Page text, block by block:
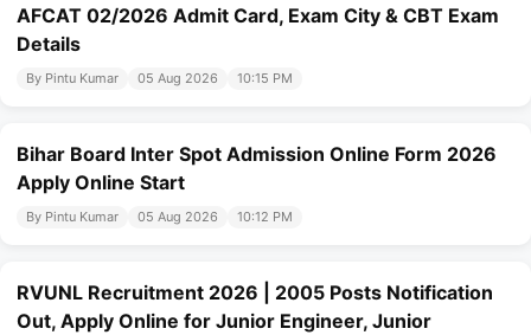
AFCAT 02/2026 Admit Card, Exam City & CBT Exam
Details
By Pintu Kumar 05 Aug 2026 10:15 PM
Bihar Board Inter Spot Admission Online Form 2026
Apply Online Start
By Pintu Kumar 05 Aug 2026 10:12 PM
RVUNL Recruitment 2026 | 2005 Posts Notification
Out, Apply Online for Junior Engineer, Junior